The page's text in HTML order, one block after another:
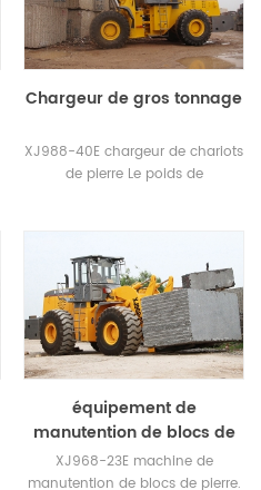
Chargeur de gros tonnage
XJ988-40E chargeur de chariots
de pierre Le poids de
équipement de
manutention de blocs de
pierre
XJ968-23E machine de
manutention de blocs de pierre.